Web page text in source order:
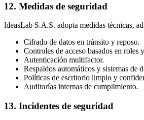
12. Medidas de seguridad
IdeasLab S.A.S. adopta medidas técnicas,
Cifrado de datos en tránsito y reposo.
Controles de acceso basados en roles
Autenticación multifactor.
Respaldos automáticos y sistemas de
Políticas de escritorio limpio y
Auditorías internas de cumplimiento.
13. Incidentes de seguridad